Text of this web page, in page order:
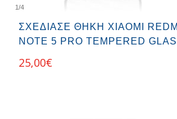
1/4
ΣΧΕΔΊΑΣΕ ΘΉΚΗ XIAOMI
NOTE 5 PRO TEMPERED
25,00€